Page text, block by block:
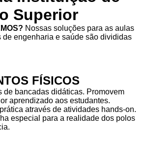
Superior
Nossas soluções para as aulas
de engenharia e saúde são divididas
FÍSICOS
de bancadas didáticas. Promovem
aprendizado aos estudantes.
através de atividades hands-on.
especial para a realidade dos polos